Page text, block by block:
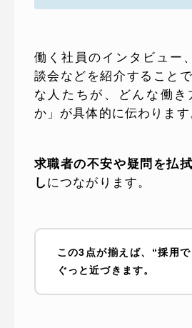
働く社員のインタビュー
談会などを紹介すること
な人たちが、どんな働
か」が具体的に伝わります
求職者の不安や疑問を払
し につながります。
この3点が揃えば、“採用
ぐっと近づきます。